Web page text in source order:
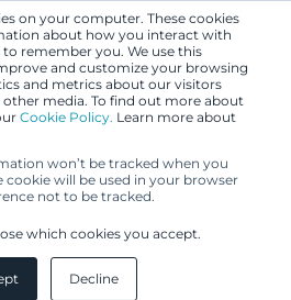
on your computer. These cookies
about how you interact with
remember you. We use this
and customize your browsing
and metrics about our visitors
media. To find out more about
Cookie Policy. Learn more about
won’t be tracked when you
cookie will be used in your browser
not to be tracked.
which cookies you accept.
Decline
kärjessä